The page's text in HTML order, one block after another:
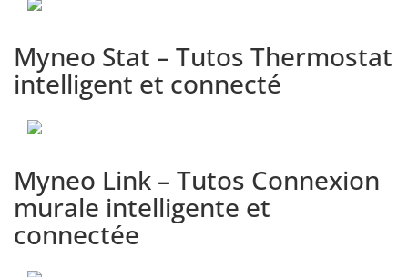
6
Connexion au réseau wifi (iOS)
- [Tutoriel Myneomitis]
7
Création d'une zone - [Tuto
Myneomitis]
Myneo Stat – Tutos Thermostat
intelligent et connecté
Myneo Link – Tutos Connexion
murale intelligente et
connectée